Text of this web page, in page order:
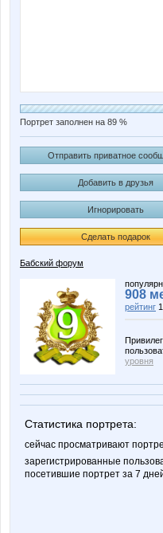
Портрет заполнен на 89 %
Отправить приватное
Добавить в друзья
Игнорировать
Сделать подарок
Бабский форум
908
рейтинг
уровня
Статистика портрета:
сейчас просматривают
зарегистрированные
посетившие портрет за 7